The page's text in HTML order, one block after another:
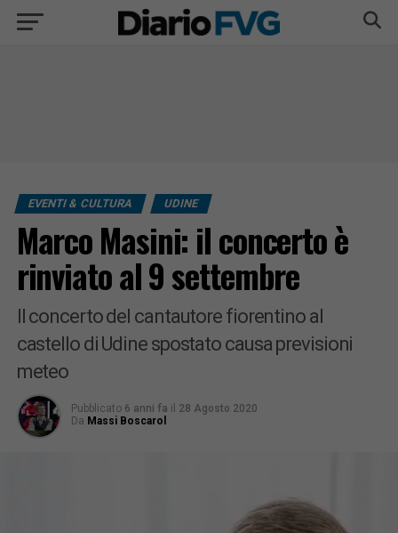
EVENTI & CULTURA UDINE
Marco Masini: il concerto è
rinviato al 9 settembre
Il concerto del cantautore fiorentino al
castello di Udine spostato causa previsioni
meteo
Pubblicato 6 anni fa il 28 Agosto 2020
Da Massi Boscarol